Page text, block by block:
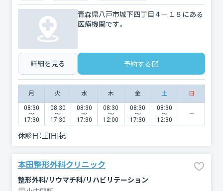
青森県八戸市城下四丁目４－１８にある
医療機関です。
詳細を見る 予約する
月 火 水 木 金 土 日
08:30
〜
17:30
08:30
〜
17:30
08:30
〜
17:30
08:30
〜
12:00
08:30
〜
17:30
08:30
〜
12:30
休診日：土|日|祝
本田整形外科クリニック
整形外科/リウマチ科/リハビリテーション